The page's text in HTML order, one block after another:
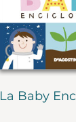
La Baby